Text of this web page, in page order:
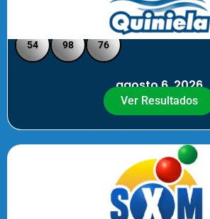
Quiniela SXM -
54 98 76
agosto 6, 2026
Ver Resultados